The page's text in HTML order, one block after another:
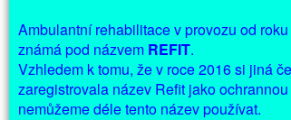
Ambulantní rehabilitace v provozu od
známá pod názvem REFIT.
Vzhledem k tomu, že v roce 2016 si jiná
zaregistrovala název Refit jako
nemůžeme déle tento název používat.